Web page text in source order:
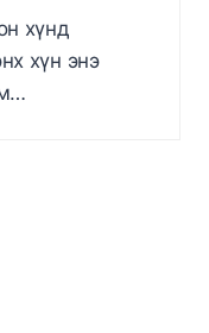
хүнд
хүн энэ